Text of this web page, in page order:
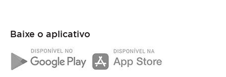
Baixe o aplicativo